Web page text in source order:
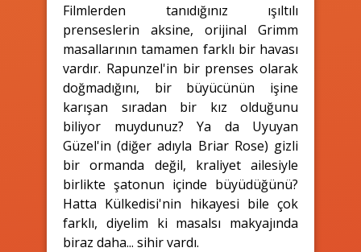
Filmlerden tanıdığınız ışıltılı
prenseslerin aksine, orijinal Grimm
masallarının tamamen farklı bir havası
vardır. Rapunzel'in bir prenses olarak
doğmadığını, bir büyücünün işine
karışan sıradan bir kız olduğunu
biliyor muydunuz? Ya da Uyuyan
Güzel'in (diğer adıyla Briar Rose) gizli
bir ormanda değil, kraliyet ailesiyle
birlikte şatonun içinde büyüdüğünü?
Hatta Külkedisi'nin hikayesi bile çok
farklı, diyelim ki masalsı makyajında
biraz daha... sihir vardı.